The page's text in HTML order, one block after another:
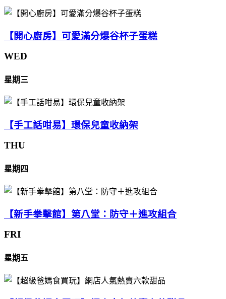
【開心廚房】可愛滿分爆谷杯子蛋糕
WED
星期三
【手工話咁易】環保兒童收納架
THU
星期四
【新手拳擊館】第八堂：防守＋進攻組合
FRI
星期五